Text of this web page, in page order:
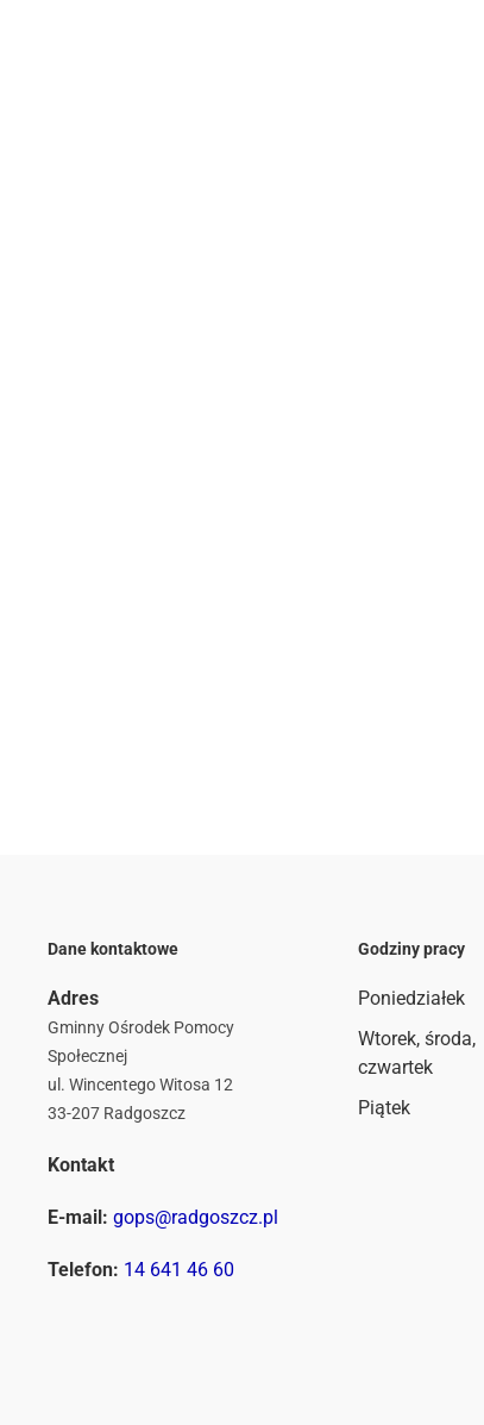
Dane kontaktowe
Adres
Gminny Ośrodek Pomocy
Społecznej
ul. Wincentego Witosa 12
33-207 Radgoszcz
Kontakt
E-mail: gops@radgoszcz.pl
Telefon: 14 641 46 60
Godziny pracy
Poniedziałek
Wtorek, środa,
czwartek
Piątek